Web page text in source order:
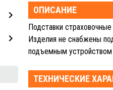
ОПИСАНИЕ
Подставки
Изделия не снабжены
подъемным
ТЕХНИЧЕСКИЕ